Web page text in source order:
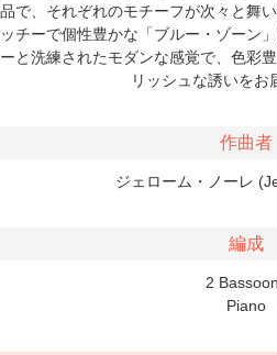
品で、それぞれのモチーフが次々と舞
ッチーで個性豊かな「ブルー・ゾーン
ーと洗練されたモダンな感覚で、色彩
リッシュな誘いをお
作曲者
ジェローム・ノーレ
編成
2
Piano